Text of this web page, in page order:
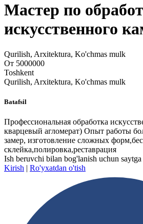
Мастер по
искусственного
Qurilish, Arxitektura, Ko'chmas mulk
От 5000000
Toshkent
Qurilish, Arxitektura, Ko'chmas mulk
Batafsil
Профессиональная обработка
кварцевый агломерат) Опыт работы
замер, изготовление сложных
склейка,полировка,реставрация
Ish beruvchi bilan bog'lanish uchun saytga
Kirish | Ro'yxatdan o'tish